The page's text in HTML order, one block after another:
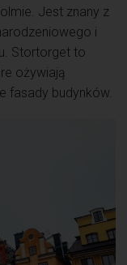
Jest znany z
i
Stortorget to
ożywiają
fasady budynków.